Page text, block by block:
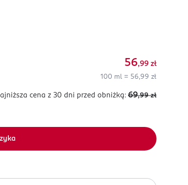
56,99 zł
100 ml = 56,99 zł
cena z 30 dni przed obniżką: 69,99 zł